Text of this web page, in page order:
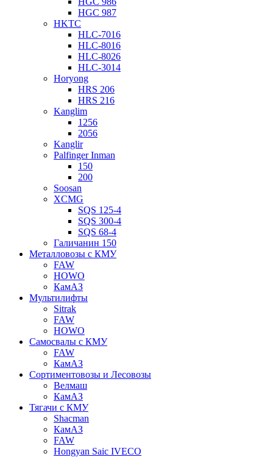
HGC 987
HKTC
HLC-7016
HLC-8016
HLC-8026
HLC-3014
Horyong
HRS 206
HRS 216
Kanglim
1256
2056
Kanglir
Palfinger Inman
150
200
Soosan
XCMG
SQS 125-4
SQS 300-4
SQS 68-4
Галичанин 150
Металловозы с КМУ
FAW
HOWO
КамАЗ
Мультилифты
Sitrak
FAW
HOWO
Самосвалы с КМУ
FAW
КамАЗ
Сортиментовозы и Лесовозы
Велмаш
КамАЗ
Тягачи с КМУ
Shacman
КамАЗ
FAW
Hongyan Saic IVECO